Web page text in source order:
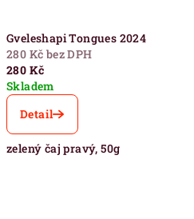
Gveleshapi Tongues 2024
280 Kč bez DPH
280 Kč
Skladem
Detail
zelený čaj pravý, 50g